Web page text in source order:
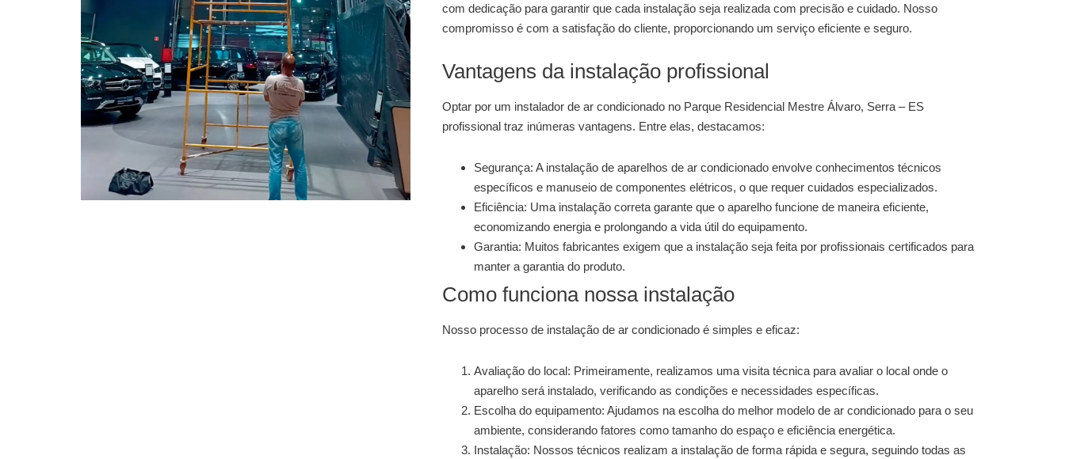
com dedicação para garantir que cada instalação seja realizada com precisão e cuidado. Nosso
compromisso é com a satisfação do cliente, proporcionando um serviço eficiente e seguro.
Vantagens da instalação profissional
Optar por um instalador de ar condicionado no Parque Residencial Mestre Álvaro, Serra – ES
profissional traz inúmeras vantagens. Entre elas, destacamos:
Segurança: A instalação de aparelhos de ar condicionado envolve conhecimentos técnicos
específicos e manuseio de componentes elétricos, o que requer cuidados especializados.
Eficiência: Uma instalação correta garante que o aparelho funcione de maneira eficiente,
economizando energia e prolongando a vida útil do equipamento.
Garantia: Muitos fabricantes exigem que a instalação seja feita por profissionais certificados para
manter a garantia do produto.
Como funciona nossa instalação
Nosso processo de instalação de ar condicionado é simples e eficaz:
Avaliação do local: Primeiramente, realizamos uma visita técnica para avaliar o local onde o
aparelho será instalado, verificando as condições e necessidades específicas.
Escolha do equipamento: Ajudamos na escolha do melhor modelo de ar condicionado para o seu
ambiente, considerando fatores como tamanho do espaço e eficiência energética.
Instalação: Nossos técnicos realizam a instalação de forma rápida e segura, seguindo todas as